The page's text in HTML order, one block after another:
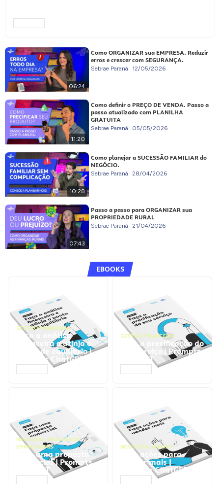
06:24
Como ORGANIZAR sua EMPRESA. Reduzir
erros e crescer com SEGURANÇA.
Sebrae Paraná 12/05/2026
11:20
Como definir o PREÇO DE VENDA. Passo a
passo atualizado com PLANILHA
GRATUITA
Sebrae Paraná 05/05/2026
10:28
Como planejar a SUCESSÃO FAMILIAR do
NEGÓCIO.
Sebrae Paraná 28/04/2026
07:43
Passo a passo para ORGANIZAR sua
PROPRIEDADE RURAL
Sebrae Paraná 21/04/2026
EBOOKS
GESTÃO FINANCEIRA
Faça a análise
financeira e atinja o
ponto de equilíbrio |
Prompts ChatGPT
GESTÃO FINANCEIRA
Faça a precificação do
seu serviço | Prompts
ChatGPT
NEGÓCIOS, PROCESSOS
EMPRESARIAIS
Faça uma proposta
comercial | Prompts
ChatGPT
NEGÓCIOS, VENDAS
Faça ações para
vender mais |
Prompts ChatGPT